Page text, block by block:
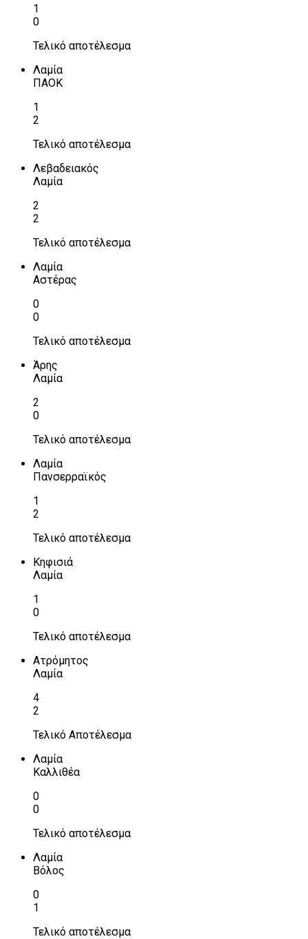
1
0
Τελικό αποτέλεσμα
Λαμία
ΠΑΟΚ
1
2
Τελικό αποτέλεσμα
Λεβαδειακός
Λαμία
2
2
Τελικό αποτέλεσμα
Λαμία
Αστέρας
0
0
Τελικό αποτέλεσμα
Άρης
Λαμία
2
0
Τελικό αποτέλεσμα
Λαμία
Πανσερραϊκός
1
2
Τελικό αποτέλεσμα
Κηφισιά
Λαμία
1
0
Τελικό αποτέλεσμα
Ατρόμητος
Λαμία
4
2
Τελικό Αποτέλεσμα
Λαμία
Καλλιθέα
0
0
Τελικό αποτέλεσμα
Λαμία
Βόλος
0
1
Τελικό αποτέλεσμα